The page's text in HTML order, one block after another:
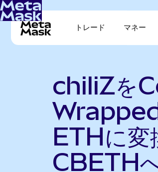
トレード マネー
chiliZを
ETHに変
CBETHへ